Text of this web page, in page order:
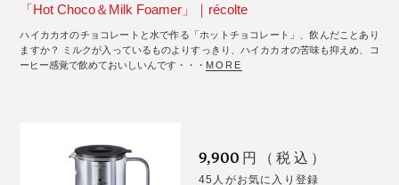
「Hot Choco＆Milk Foamer」｜récolte
ハイカカオのチョコレートと水で作る「ホットチョコレート」、飲んだことあり
ますか？ ミルクが入っているものよりすっきり、ハイカカオの苦味も抑えめ、コ
ーヒー感覚で飲めておいしいんです・・・ MORE
9,900 円（税込）
45人がお気に入り登録